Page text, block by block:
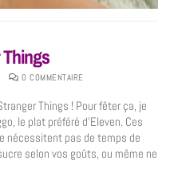
0 COMMENTAIRE
Things ! Pour fêter ça, je
le plat préféré d’Eleven. Ces
nécessitent pas de temps de
selon vos goûts, ou même ne